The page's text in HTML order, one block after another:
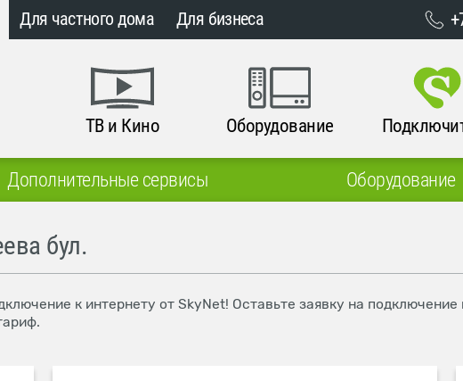
Для частного дома Для бизнеса
ТВ и Кино Оборудование
Дополнительные сервисы Оборудование
бул.
к интернету от SkyNet! Оставьте заявку на